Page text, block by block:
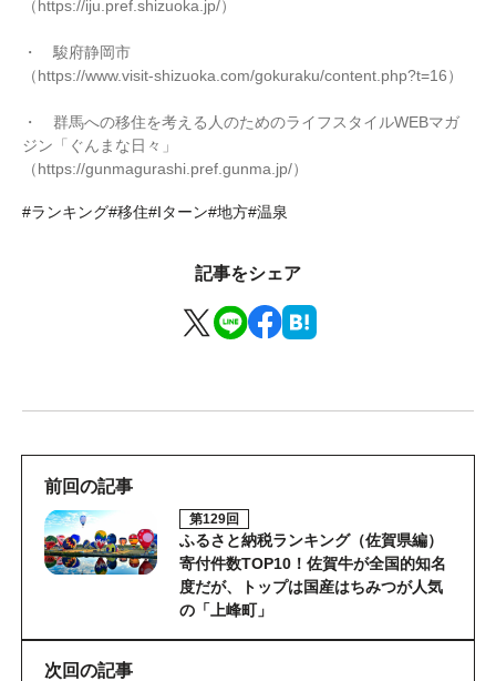
（https://iju.pref.shizuoka.jp/）
・ 駿府静岡市
（https://www.visit-shizuoka.com/gokuraku/content.php?t=16）
・ 群馬への移住を考える人のためのライフスタイルWEBマガ
ジン「ぐんまな日々」
（https://gunmagurashi.pref.gunma.jp/）
#ランキング#移住#Iターン#地方#温泉
記事をシェア
前回の記事
第129回
ふるさと納税ランキング（佐賀県編）
寄付件数TOP10！佐賀牛が全国的知名
度だが、トップは国産はちみつが人気
の「上峰町」
次回の記事